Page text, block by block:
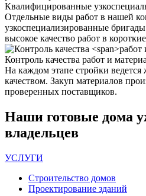
Квалифицированные
Отдельные виды работ в нашей
узкоспециализированные
высокое качество работ в
Контроль качества работ и
На каждом этапе стройки ведется
качеством. Закуп материалов
проверенных поставщиков.
Наши готовые дома
владельцев
УСЛУГИ
Строительство домов
Проектирование зданий